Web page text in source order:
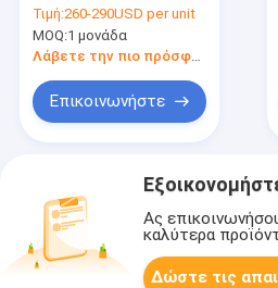
συναγερμών - 240v
50/60Hz
Τιμή:260-290USD per unit
MOQ:1 μονάδα
Λάβετε την πιο πρόσφατη τιμή
Επικοινωνήστε
Ας
καλύτερα
Δώστε τις